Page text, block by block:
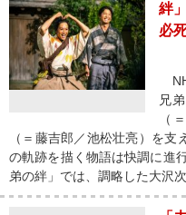
絆
必
兄
（
（＝藤吉郎／池松壮亮）を
の軌跡を描く物語は快調に進
弟の絆」では、調略した大沢